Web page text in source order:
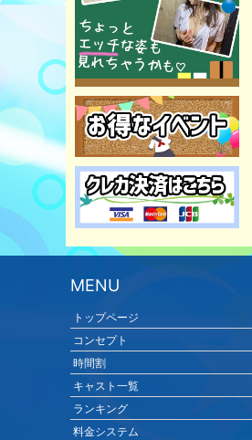
MENU
トップページ
コンセプト
時間割
キャスト一覧
ランキング
料金システム